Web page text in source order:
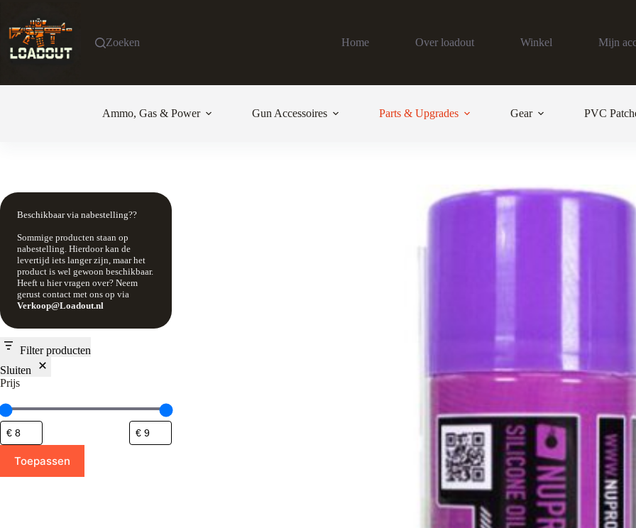
de
inhoud
Zoeken Home Over loadout Winkel Mijn
Ammo, Gas & Power Gun Accessoires Parts & Upgrades Gear PVC
Beschikbaar via nabestelling??
Sommige producten staan op
nabestelling. Hierdoor kan de
levertijd iets langer zijn, maar het
product is wel gewoon beschikbaar.
Heeft u hier vragen over? Neem
gerust contact met ons op via
Verkoop@Loadout.nl
Filter producten
Sluiten
Prijs
Toepassen